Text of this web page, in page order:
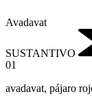
Avadavat
SUSTANTIVO
01
avadavat, pájaro